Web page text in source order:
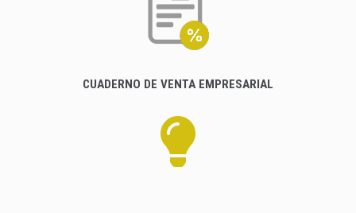
CUADERNO DE VENTA EMPRESARIAL